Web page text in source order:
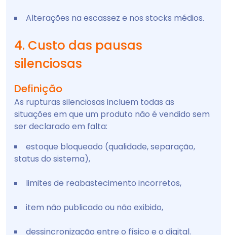
Alterações na escassez e nos stocks médios.
4. Custo das pausas
silenciosas
Definição
As rupturas silenciosas incluem todas as
situações em que um produto não é vendido sem
ser declarado em falta:
estoque bloqueado (qualidade, separação,
status do sistema),
limites de reabastecimento incorretos,
item não publicado ou não exibido,
dessincronização entre o físico e o digital.